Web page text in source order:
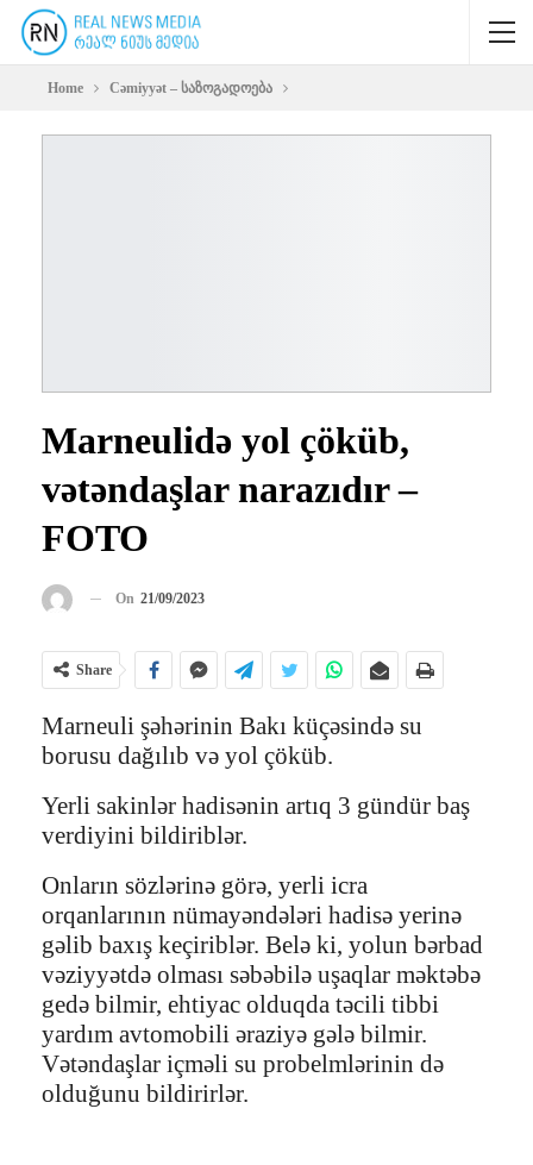
Home Cəmiyyət – საზოგადოება
Marneulidə yol çöküb,
vətəndaşlar narazıdır –
FOTO
On 21/09/2023
Share
Marneuli şəhərinin Bakı küçəsində su
borusu dağılıb və yol çöküb.
Yerli sakinlər hadisənin artıq 3 gündür baş
verdiyini bildiriblər.
Onların sözlərinə görə, yerli icra
orqanlarının nümayəndələri hadisə yerinə
gəlib baxış keçiriblər. Belə ki, yolun bərbad
vəziyyətdə olması səbəbilə uşaqlar məktəbə
gedə bilmir, ehtiyac olduqda təcili tibbi
yardım avtomobili əraziyə gələ bilmir.
Vətəndaşlar içməli su probelmlərinin də
olduğunu bildirirlər.